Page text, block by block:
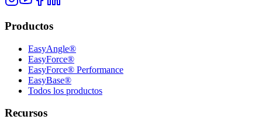
Productos
EasyAngle®
EasyForce®
EasyForce® Performance
EasyBase®
Todos los productos
Recursos